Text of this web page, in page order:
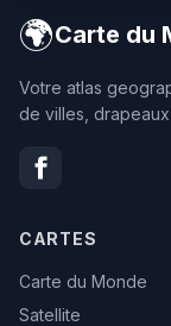
🌍Carte du
Votre atlas
de villes,
CARTES
Carte du Monde
Satellite